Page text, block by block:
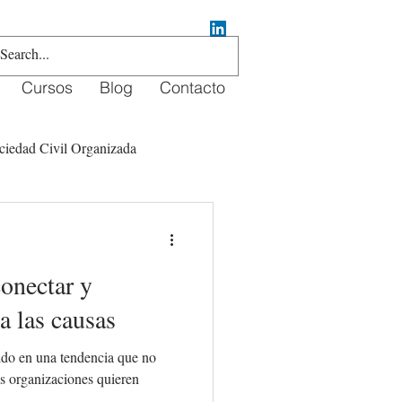
Cursos Blog Contacto
Civil Organizada
y
las causas
en una tendencia que no
organizaciones quieren